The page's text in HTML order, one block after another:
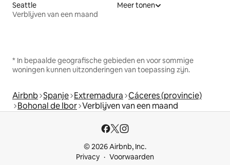
Seattle
Verblijven van een maand
Meer tonen
* In bepaalde geografische gebieden en voor sommige
woningen kunnen uitzonderingen van toepassing zijn.
Airbnb Spanje Extremadura Cáceres (provincie)
Bohonal de Ibor Verblijven van een maand
© 2026 Airbnb, Inc.
Privacy
Voorwaarden